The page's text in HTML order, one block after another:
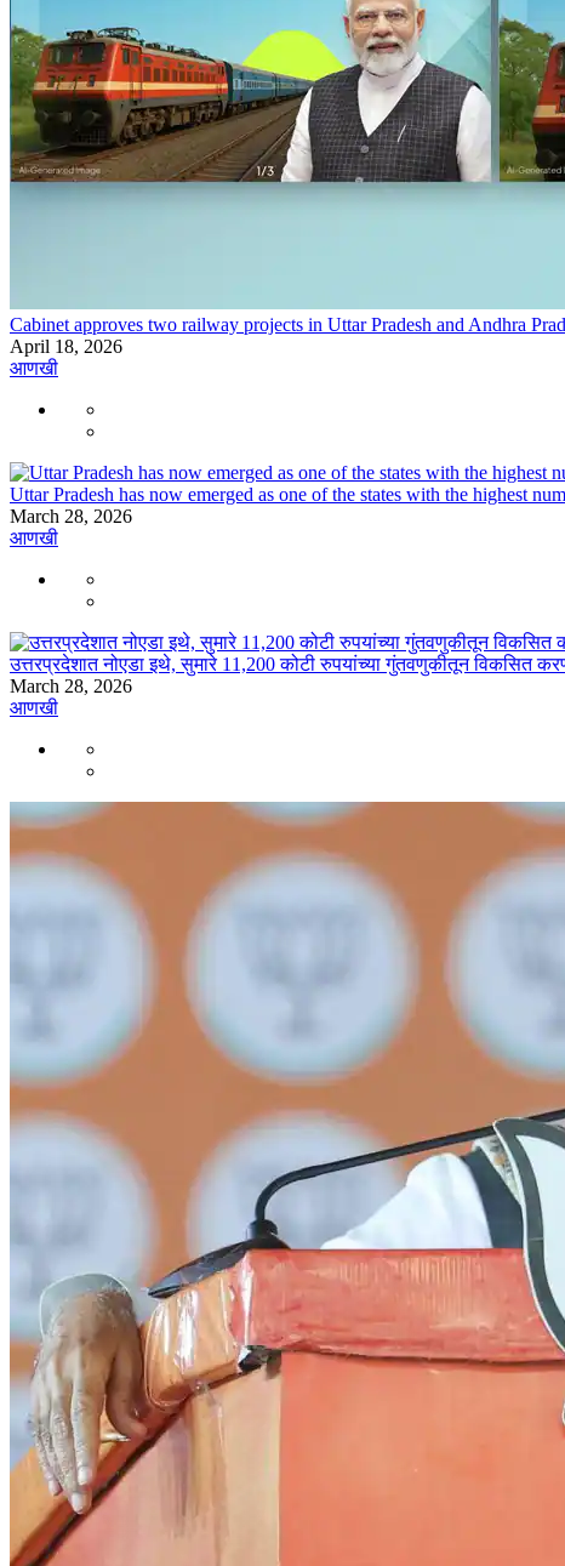
Cabinet approves two railway projects in Uttar Pradesh and Andhra
April 18, 2026
आणखी
Uttar Pradesh has now emerged as one of the states with the highest
March 28, 2026
आणखी
उत्तरप्रदेशात नोएडा इथे, सुमारे 11,200 कोटी रुपयांच्या गुंतवणुकीतून विकसित
March 28, 2026
आणखी